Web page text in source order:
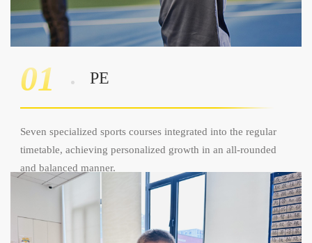
01 PE
Seven specialized sports courses integrated into the regular
timetable, achieving personalized growth in an all-rounded
and balanced manner.